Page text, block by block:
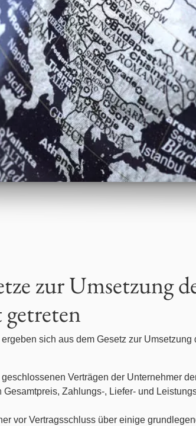
zur Umsetzung
sich aus dem Gesetz zur
Verträgen der Unternehmer
Zahlungs-, Liefer- und
vor Vertragsschluss über einige